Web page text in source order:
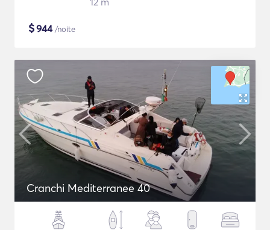
$944/noite
Cranchi Mediterranee 40